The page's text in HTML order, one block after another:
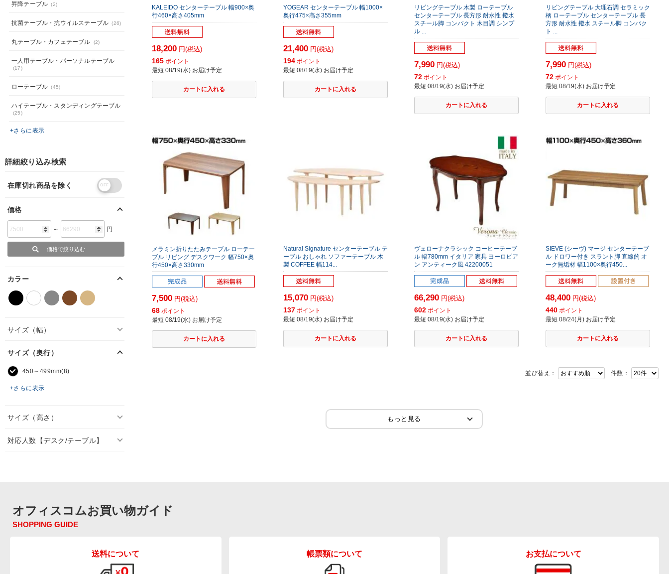
KALEIDO センターテーブル 幅900×奥
行460×高さ405mm
18,200 円(税込)
165 ポイント
最短 08/19(水) お届け予定
YOGEAR センターテーブル 幅1000×
奥行475×高さ355mm
21,400円(税込)
194 ポイント
最短 08/19(水) お届け予定
リビングテーブル 木製 ローテーブル
センターテーブル 長方形 耐水性 撥水
スチール脚 コンパクト 木目調 シンプ
ル ...
7,990 円(税込)
72 ポイント
最短 08/19(水) お届け予定
リビングテーブル 大理石調 セラミック
柄 ローテーブル センターテーブル 長
方形 耐水性 撥水 スチール脚 コンパク
ト ...
7,990円(税込)
72 ポイント
最短 08/19(水) お届け予定
メラミン折りたたみテーブル ローテー
ブル リビング デスクワーク 幅750×奥
行450×高さ330mm
7,500 円(税込)
68 ポイント
最短 08/19(水) お届け予定
Natural Signature センターテーブル テ
ーブル おしゃれ ソファーテーブル 木
製 COFFEE 幅114...
15,070円(税込)
137 ポイント
最短 08/19(水) お届け予定
ヴェローナクラシック コーヒーテーブ
ル 幅780mm イタリア 家具 ヨーロピア
ン アンティーク風 42200051
66,290 円(税込)
602 ポイント
最短 08/19(水) お届け予定
SIEVE (シーヴ) マージ センターテーブ
ル ドロワー付き スラント脚 直線的 オ
ーク無垢材 幅1100×奥行450...
48,400円(税込)
440 ポイント
最短 08/24(月) お届け予定
並び替え： 件数：
昇降テーブル (2)
抗菌テーブル・抗ウイルステーブル (26)
丸テーブル・カフェテーブル (2)
一人用テーブル・パーソナルテーブル
(17)
ローテーブル (45)
ハイテーブル・スタンディングテーブル
(25)
+さらに表示
詳細絞り込み検索
在庫切れ商品を除く
価格
～ 円
カラー
サイズ（幅）
サイズ（奥行）
450～499mm(8)
+さらに表示
サイズ（高さ）
対応人数【デスク/テーブル】
オフィスコムお買い物ガイド
SHOPPING GUIDE
送料について 帳票類について お支払について